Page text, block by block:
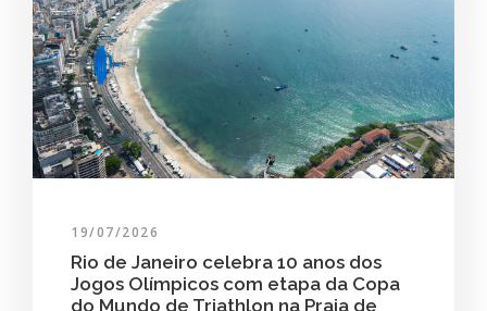
19/07/2026
Rio de Janeiro celebra 10 anos dos
Jogos Olímpicos com etapa da Copa
do Mundo de Triathlon na Praia de